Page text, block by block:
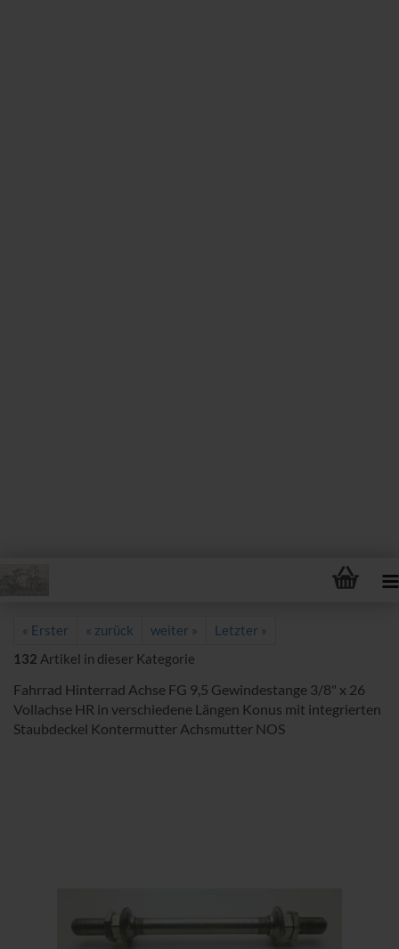
« Erster « zurück weiter »
Letzter »
132 Artikel in dieser Kategorie
Fahrrad Hinterrad Achse FG 9,5 Gewindestange 3/8" x 26
Vollachse HR in verschiedene Längen Konus mit integrierten
Staubdeckel Kontermutter Achsmutter NOS